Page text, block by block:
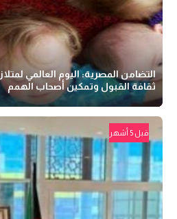
التضامن المصرية: اليوم العالمي
ثقافة القبول وتمكين أصحاب الهمم
قبل 5 أشهر